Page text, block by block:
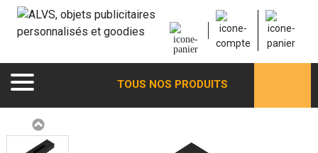
TOUS NOS PRODUITS